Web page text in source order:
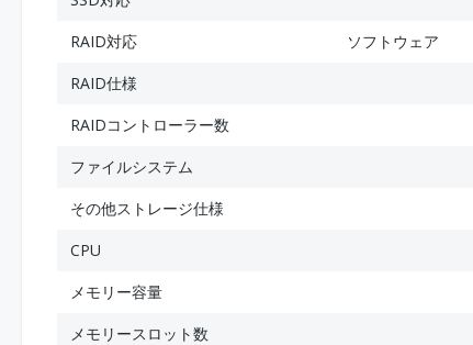
RAID対応
ソフトウェア
RAID仕様
RAIDコントローラー数
ファイルシステム
その他ストレージ仕様
CPU
メモリー容量
メモリースロット数